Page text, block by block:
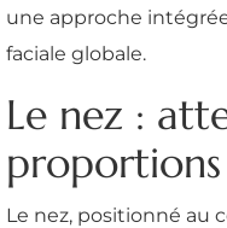
une approche
faciale globale.
Le nez :
Le nez, positionné au